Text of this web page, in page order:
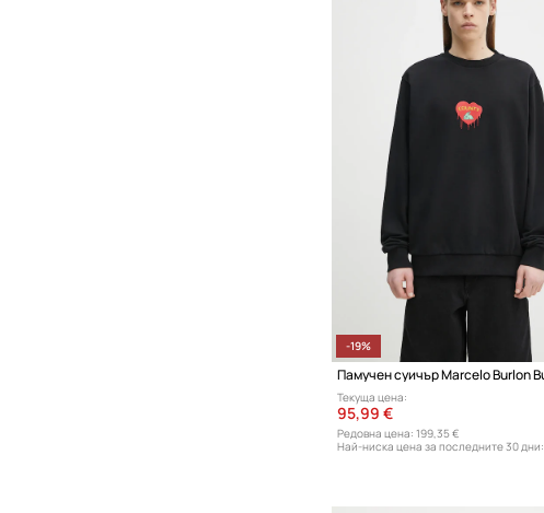
-19%
Текуща цена:
95,99 €
Редовна цена: 199,35 €
Най-ниска цена за последните 30 дни: